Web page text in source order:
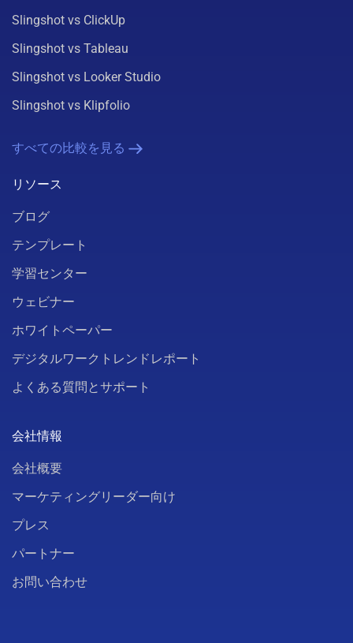
Slingshot vs ClickUp
Slingshot vs Tableau
Slingshot vs Looker Studio
Slingshot vs Klipfolio
すべての比較を見る
リソース
ブログ
テンプレート
学習センター
ウェビナー
ホワイトペーパー
デジタルワークトレンドレポート
よくある質問とサポート
会社情報
会社概要
マーケティングリーダー向け
プレス
パートナー
お問い合わせ